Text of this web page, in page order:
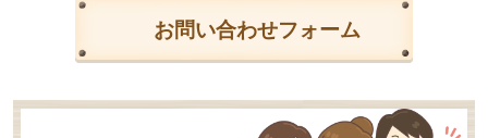
お問い合わせフォーム